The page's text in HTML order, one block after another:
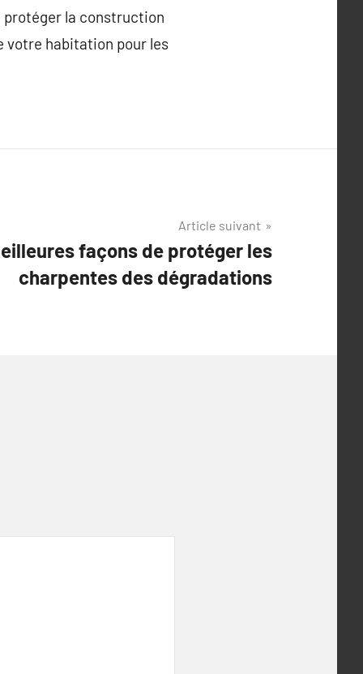
la construction
votre habitation pour les
Article suivant
façons de protéger les
charpentes des dégradations